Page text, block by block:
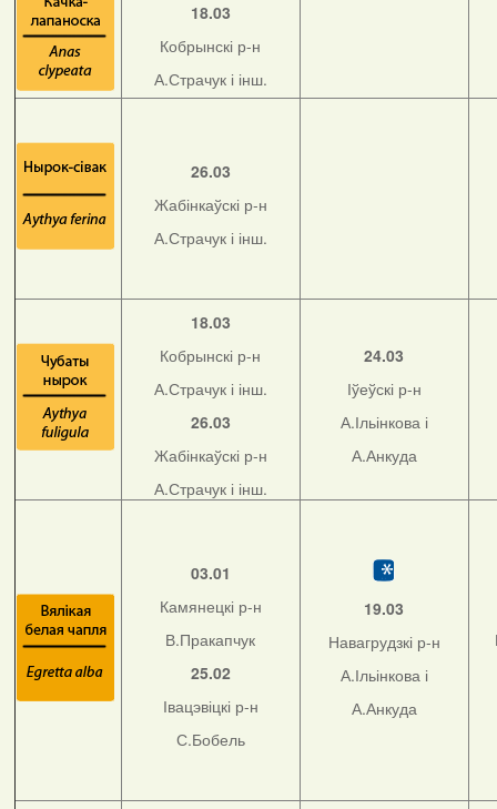
18.03
Кобрынскі р-н
А.Страчук і інш.
26.03
Жабінкаўскі р-н
А.Страчук і інш.
18.03
Кобрынскі р-н
А.Страчук і інш.
26.03
Жабінкаўскі р-н
А.Страчук і інш.
24.03
Іўеўскі р-н
А.Ільінкова і
А.Анкуда
03.01
Камянецкі р-н
В.Пракапчук
25.02
Івацэвіцкі р-н
С.Бобель
19.03
Навагрудзкі р-н
А.Ільінкова і
А.Анкуда